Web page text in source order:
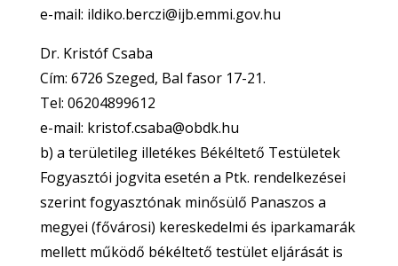
e-mail: ildiko.berczi@ijb.emmi.gov.hu
Dr. Kristóf Csaba
Cím: 6726 Szeged, Bal fasor 17-21.
Tel: 06204899612
e-mail: kristof.csaba@obdk.hu
b) a területileg illetékes Békéltető Testületek
Fogyasztói jogvita esetén a Ptk. rendelkezései
szerint fogyasztónak minősülő Panaszos a
megyei (fővárosi) kereskedelmi és iparkamarák
mellett működő békéltető testület eljárását is